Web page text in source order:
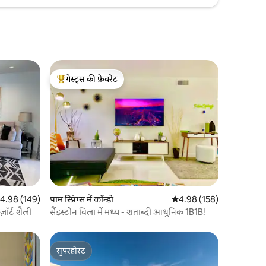
रेटिंग 5 में से 4.98, 149 समीक्षाएँ
4.98 (149)
शैली
गेस्ट्स का टॉप फ़ेवरेट
गेस्ट्स की फ़ेवरेट
पाम स्प्रिंग्स में कॉन्डो औसत रेटिंग 5 में से 4.98,
4.98 (158)
सैंडस्टोन विला में मध्य - शताब्दी आधुनिक 1B1B!
सुपरहोस्ट
सुपरहोस्ट